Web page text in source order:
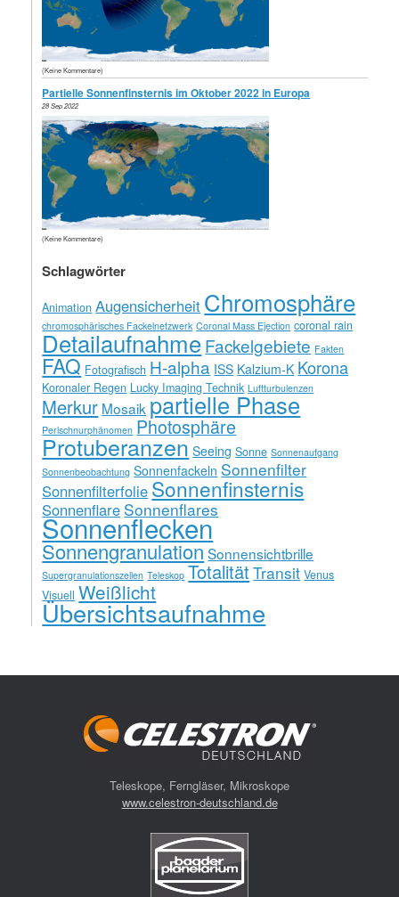
(Keine Kommentare)
Partielle Sonnenfinsternis im Oktober 2022 in Europa
28 Sep 2022
(Keine Kommentare)
Schlagwörter
Animation Augensicherheit Chromosphäre
chromosphärisches Fackelnetzwerk Coronal Mass Ejection coronal rain
DetailaufnahmeFackelgebiete Fakten
FAQ Fotografisch H-alpha ISS Kalzium-K Korona
Koronaler Regen Lucky Imaging Technik Luftturbulenzen
Merkur Mosaik partielle Phase
Perlschnurphänomen Photosphäre
Protuberanzen Seeing Sonne Sonnenaufgang
Sonnenbeobachtung Sonnenfackeln Sonnenfilter
Sonnenfilterfolie Sonnenfinsternis
Sonnenflare Sonnenflares
Sonnenflecken
SonnengranulationSonnensichtbrille
Supergranulationszellen Teleskop TotalitätTransit Venus
Visuell Weißlicht
Übersichtsaufnahme
Teleskope, Ferngläser, Mikroskope
www.celestron-deutschland.de